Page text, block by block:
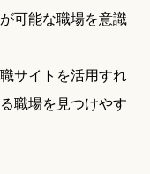
可能な職場を意識
サイトを活用すれ
職場を見つけやす